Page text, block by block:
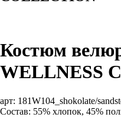
Костюм
WELLNESS
арт: 181W104_shokolate/
Состав: 55% хлопок, 45%